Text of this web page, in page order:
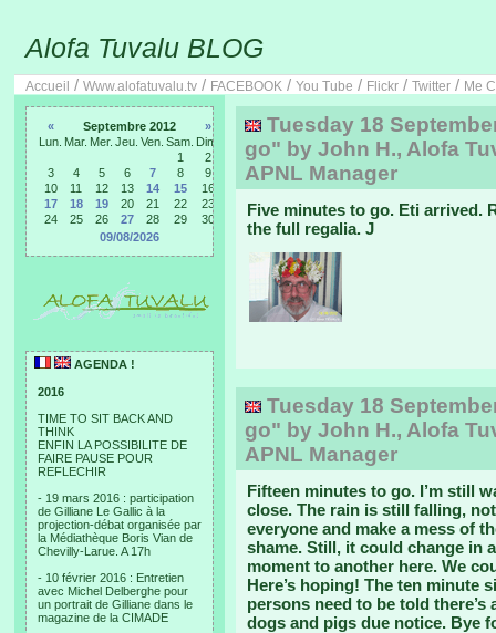
Alofa Tuvalu BLOG
Accueil / Www.alofatuvalu.tv / FACEBOOK / You Tube / Flickr / Twitter / Me
« Septembre 2012
»
Lun. Mar. Mer. Jeu. Ven. Sam. Dim.
1
2
3
4 5 6 7 8
9
10
11 12 13 14 15
16
17
18 19 20 21 22
23
24
25 26 27 28 29
30
09/08/2026
AGENDA !
2016
TIME TO SIT BACK AND
THINK
ENFIN LA POSSIBILITE DE
FAIRE PAUSE POUR
REFLECHIR
- 19 mars 2016 : participation
de Gilliane Le Gallic à la
projection-débat organisée par
la Médiathèque Boris Vian de
Chevilly-Larue. A 17h
- 10 février 2016 : Entretien
avec Michel Delberghe pour
un portrait de Gilliane dans le
magazine de la CIMADE
Tuesday 18
go" by John H., Alofa
APNL Manager
Five minutes to go. Eti arrived.
the full regalia. J
Tuesday 18
go" by John H., Alofa
APNL Manager
Fifteen minutes to go. I’m still
close. The rain is still falling,
everyone and make a mess of
shame. Still, it could change in
moment to another here. We
Here’s hoping! The ten minute
persons need to be told
dogs and pigs due notice. Bye